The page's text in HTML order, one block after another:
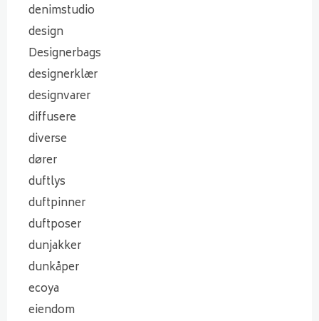
denimstudio
design
Designerbags
designerklær
designvarer
diffusere
diverse
dører
duftlys
duftpinner
duftposer
dunjakker
dunkåper
ecoya
eiendom